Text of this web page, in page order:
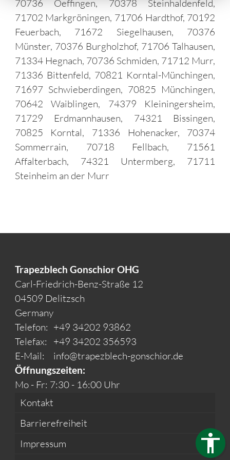
70736 Oeffingen, 70378 Steinhaldenfeld,
71702 Markgröningen, 71706 Hardthof, 70192
Feuerbach, 71672 Siegelhausen, 70376
Münster, 70376 Burgholzhof, 71706 Talhausen,
71334 Hegnach, 70736 Schmiden, 71712 Murr,
71336 Bittenfeld, 70821 Korntal-Münchingen,
71697 Schwieberdingen, 70825 Münchingen,
70642 Waiblingen, 74379 Kleiningersheim,
71729 Erdmannhausen, 74321 Bissingen,
70825 Korntal, 71336 Hohenacker, 70374
Sommerrain, 70718 Fellbach, 71561
Affalterbach, 74321 Untermberg, 71711
Steinheim an der Murr
Trapezblech Gonschior OHG
Carl-Friedrich-Benz-Straße 12
04509 Delitzsch
Germany
Telefon: +49 34202 93862
Telefax:
+49 34202 356593
E-Mail:
info@trapezblech-gonschior.de
Öffnungszeiten:
Mo - Fr: 7:30 - 16:00 Uhr
Kontakt
Barrierefreiheit
Impressum